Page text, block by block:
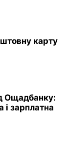
карту
Ощадбанку:
і зарплатна